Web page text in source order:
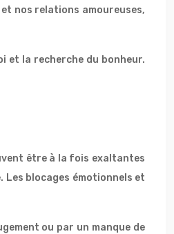
nos relations amoureuses,
et la recherche du bonheur.
être à la fois exaltantes
blocages émotionnels et
ou par un manque de